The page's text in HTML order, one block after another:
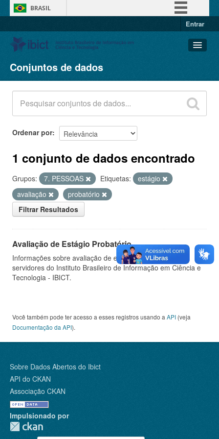
BRASIL
Entrar
Conjuntos de dados
Organizações
Grupos
Sobre
Conjuntos de dados
Ordenar por
1 conjunto de dados encontrado
Grupos: 7. PESSOAS Etiquetas:
estágio
avaliação
probatório
Filtrar Resultados
Avaliação de Estágio Probatório
Informações sobre avaliação de estágio probatório de
servidores do Instituto Brasileiro de Informação em Ciência e
Tecnologia - IBICT.
Você também pode ter acesso a esses registros usando a API (veja
Documentação da API).
Sobre Dados Abertos do Ibict
API do CKAN
Associação CKAN
Impulsionado por